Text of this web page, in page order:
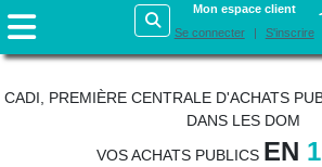
Mon espace client
Se connecter
S'inscrire
CADI, PREMIÈRE CENTRALE D'ACHATS
DANS LES DOM
VOS ACHATS PUBLICS EN